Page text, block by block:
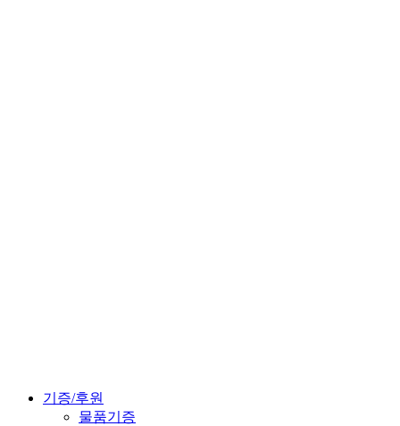
기증/후원
물품기증